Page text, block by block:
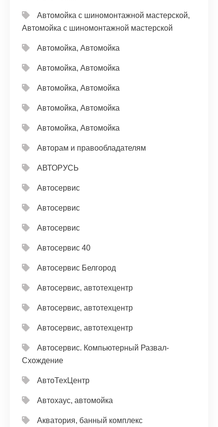
Автомойка с шиномонтажной мастерской,
Автомойка с шиномонтажной мастерской
Автомойка, Автомойка
Автомойка, Автомойка
Автомойка, Автомойка
Автомойка, Автомойка
Автомойка, Автомойка
Авторам и правообладателям
АВТОРУСЬ
Автосервис
Автосервис
Автосервис
Автосервис 40
Автосервис Белгород
Автосервис, автотехцентр
Автосервис, автотехцентр
Автосервис, автотехцентр
Автосервис. Компьютерный Развал-
Схождение
АвтоТехЦентр
Автохаус, автомойка
Акватория, банный комплекс